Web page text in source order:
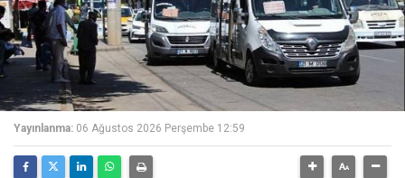
Yayınlanma: 06 Ağustos 2026 Perşembe 12:59